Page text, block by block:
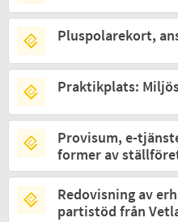
Pluspolarekort,
Praktikplats:
Provisum, e-
former av
Redovisning av
partistöd från